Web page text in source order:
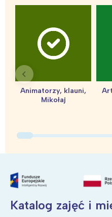
Animatorzy, klauni,
Mikołaj
Katalog zajęć i
Interesują
Warszawa
Poznań
Wrocław